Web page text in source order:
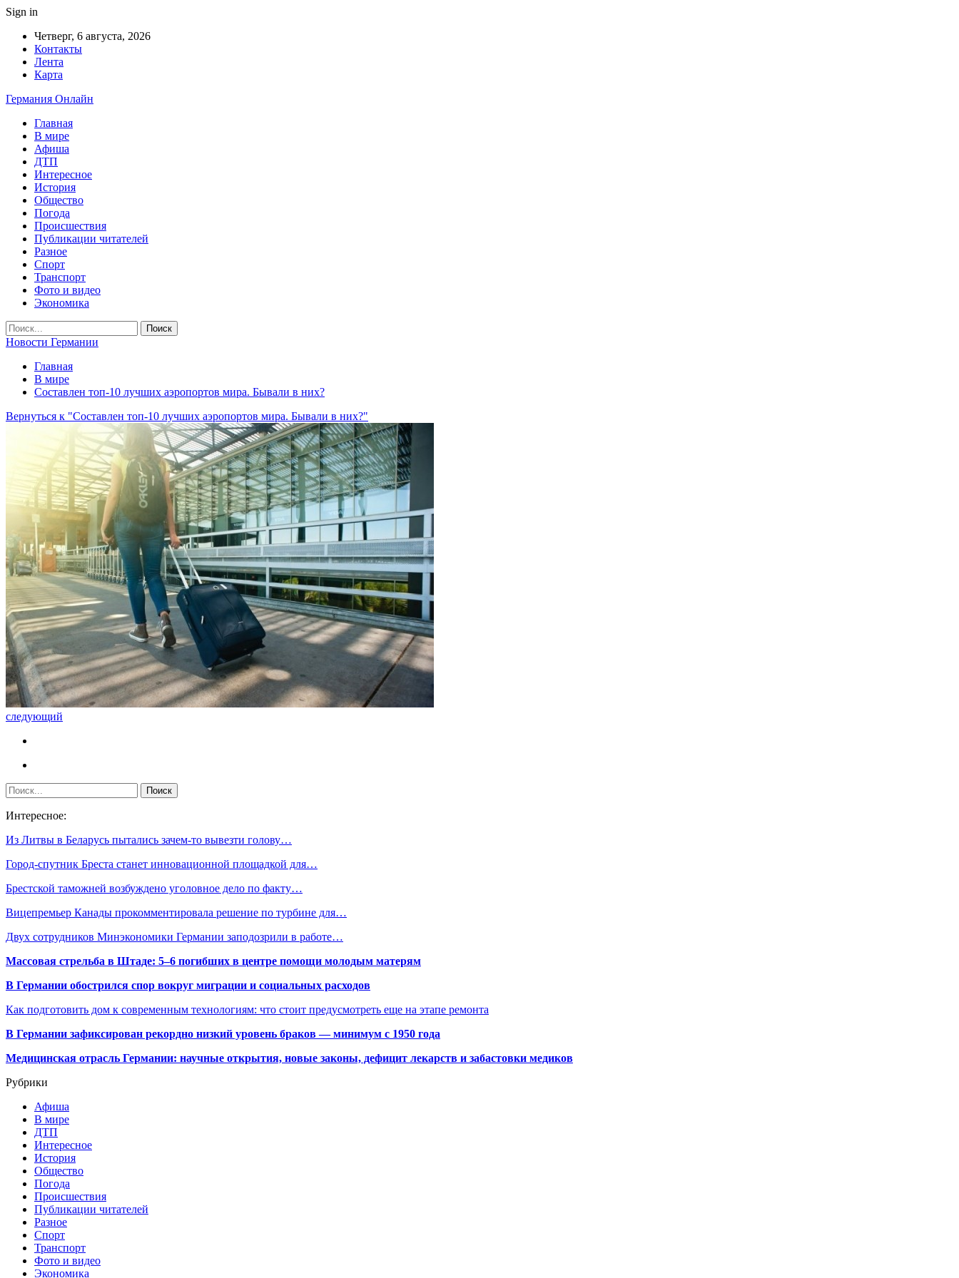
Sign in
Четверг, 6 августа, 2026
Контакты
Лента
Карта
Германия Онлайн
Главная
В мире
Афиша
ДТП
Интересное
История
Общество
Погода
Происшествия
Публикации читателей
Разное
Спорт
Транспорт
Фото и видео
Экономика
Новости Германии
Главная
В мире
Составлен топ-10 лучших аэропортов мира. Бывали в них?
Вернуться к "Составлен топ-10 лучших аэропортов мира. Бывали в них?"
следующий
Интересное:
Из Литвы в Беларусь пытались зачем-то вывезти голову…
Город-спутник Бреста станет инновационной площадкой для…
Брестской таможней возбуждено уголовное дело по факту…
Вицепремьер Канады прокомментировала решение по турбине для…
Двух сотрудников Минэкономики Германии заподозрили в работе…
Массовая стрельба в Штаде: 5–6 погибших в центре помощи молодым матерям
В Германии обострился спор вокруг миграции и социальных расходов
Как подготовить дом к современным технологиям: что стоит предусмотреть еще на этапе ремонта
В Германии зафиксирован рекордно низкий уровень браков — минимум с 1950 года
Медицинская отрасль Германии: научные открытия, новые законы, дефицит лекарств и забастовки медиков
Рубрики
Афиша
В мире
ДТП
Интересное
История
Общество
Погода
Происшествия
Публикации читателей
Разное
Спорт
Транспорт
Фото и видео
Экономика